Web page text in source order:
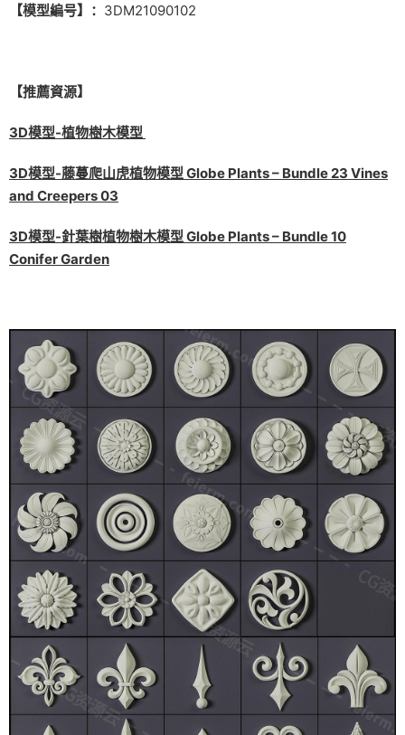
【模型編号】： 3DM21090102
【推薦資源】
3D模型-植物樹木模型
3D模型-藤蔓爬山虎植物模型 Globe Plants – Bundle 23 Vines
and Creepers 03
3D模型-針葉樹植物樹木模型 Globe Plants – Bundle 10
Conifer Garden